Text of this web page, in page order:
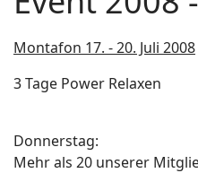
Montafon 17. - 20. Juli 2008
3 Tage Power Relaxen
Donnerstag:
Mehr als 20 unserer